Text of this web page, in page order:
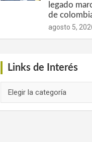
legado
de
agosto 5,
Links de Interés
de